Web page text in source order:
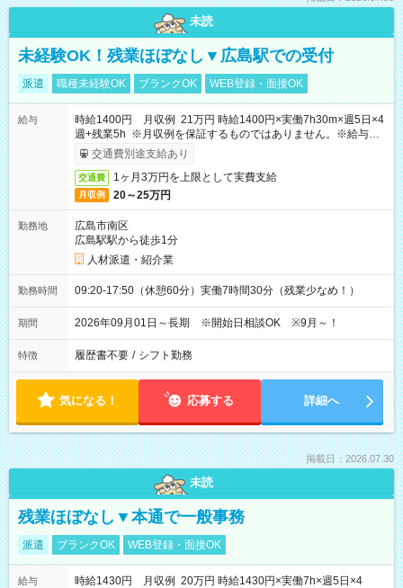
未読
未経験OK！残業ほぼなし▼広島駅での受付
派遣 職種未経験OK ブランクOK WEB登録・面接OK
給与
時給1400円 月収例 21万円 時給1400円×実働7h30m×週5日×4
週+残業5h ※月収例を保証するものではありません。※給与即
受取りサービス利用可（利用条件有）
交通費別途支給あり
交通費 1ヶ月3万円を上限として実費支給
月収例 20～25万円
勤務地
広島市南区
広島駅駅から徒歩1分
人材派遣・紹介業
勤務時間 09:20-17:50（休憩60分）実働7時間30分（残業少なめ！）
期間 2026年09月01日～長期 ※開始日相談OK ※9月～！
特徴 履歴書不要 / シフト勤務
気になる！ 応募する 詳細へ
掲載日：2026.07.30
未読
残業ほぼなし▼本通で一般事務
派遣 ブランクOK WEB登録・面接OK
給与
時給1430円 月収例 20万円 時給1430円×実働7h×週5日×4